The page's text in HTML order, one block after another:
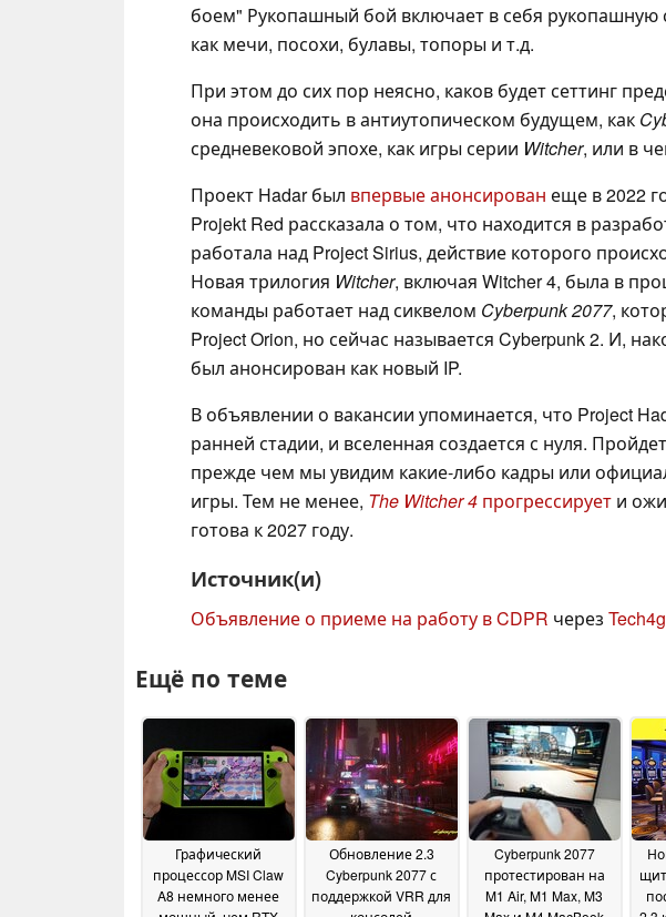
боем" Рукопашный бой включает в себя рукопашную
как мечи, посохи, булавы, топоры и т.д.
При этом до сих пор неясно, каков будет сеттинг
она происходить в антиутопическом будущем, как
средневековой эпохе, как игры серии Witcher, или в
Проект Hadar был впервые анонсирован еще в 2022
Projekt Red рассказала о том, что находится в
работала над Project Sirius, действие которого
Новая трилогия Witcher, включая Witcher 4, была в
команды работает над сиквелом Cyberpunk 2077,
Project Orion, но сейчас называется Cyberpunk 2. И,
был анонсирован как новый IP.
В объявлении о вакансии упоминается, что Project
ранней стадии, и вселенная создается с нуля.
прежде чем мы увидим какие-либо кадры или
игры. Тем не менее, The Witcher 4 прогрессирует и
готова к 2027 году.
Источник(и)
Объявление о приеме на работу в CDPR через
Ещё по теме
Графический
процессор MSI Claw
A8 немного менее
Обновление 2.3
Cyberpunk 2077 с
поддержкой VRR для
Cyberpunk 2077
протестирован на
M1 Air, M1 Max, M3